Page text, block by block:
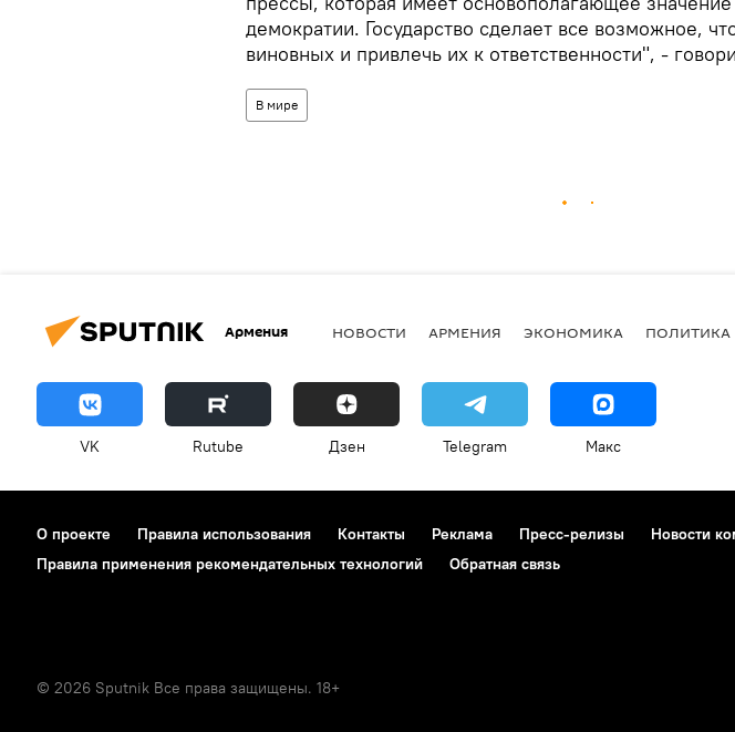
демократии. Государство сделает все возможное,
виновных и привлечь их к ответственности", -
В мире
Армения НОВОСТИ АРМЕНИЯ ЭКОНОМИКА ПОЛИТИКА
VK Rutube Дзен Telegram Макс
О проекте Правила использования Контакты Реклама Пресс-релизы Новости
Правила применения рекомендательных технологий
Обратная связь
© 2026 Sputnik Все права защищены. 18+